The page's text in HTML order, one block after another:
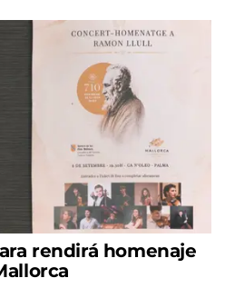
rendirá homenaje